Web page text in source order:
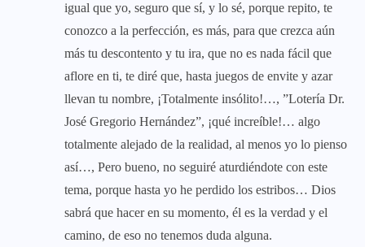
igual que yo, seguro que sí, y lo sé, porque repito, te
conozco a la perfección, es más, para que crezca aún
más tu descontento y tu ira, que no es nada fácil que
aflore en ti, te diré que, hasta juegos de envite y azar
llevan tu nombre, ¡Totalmente insólito!…, ”Lotería Dr.
José Gregorio Hernández”, ¡qué increíble!… algo
totalmente alejado de la realidad, al menos yo lo pienso
así…, Pero bueno, no seguiré aturdiéndote con este
tema, porque hasta yo he perdido los estribos… Dios
sabrá que hacer en su momento, él es la verdad y el
camino, de eso no tenemos duda alguna.